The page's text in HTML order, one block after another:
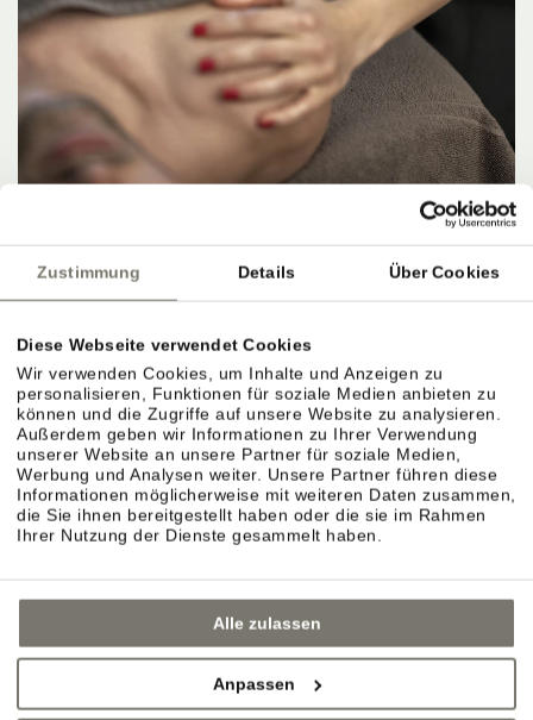
Zustimmung Details Über Cookies
Diese Webseite verwendet Cookies
Wir verwenden Cookies, um Inhalte und Anzeigen zu
personalisieren, Funktionen für soziale Medien anbieten zu
können und die Zugriffe auf unsere Website zu analysieren.
Außerdem geben wir Informationen zu Ihrer Verwendung
unserer Website an unsere Partner für soziale Medien,
Werbung und Analysen weiter. Unsere Partner führen diese
Informationen möglicherweise mit weiteren Daten zusammen,
die Sie ihnen bereitgestellt haben oder die sie im Rahmen
Ihrer Nutzung der Dienste gesammelt haben.
Alle zulassen
Anpassen
HERBSTANGEBOT 4=3
8. NOVEMBER 2026 – 15. NOVEMBER 2026
567,00 €
DETAILS